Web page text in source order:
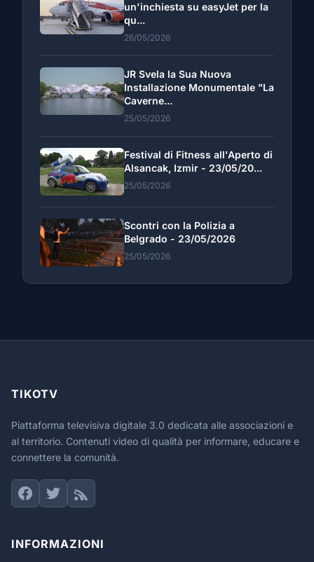
un'inchiesta su easyJet per la
qu...
26/05/2026
JR Svela la Sua Nuova
Installazione Monumentale "La
Caverne...
25/05/2026
Festival di Fitness all'Aperto di
Alsancak, Izmir - 23/05/20...
25/05/2026
Scontri con la Polizia a
Belgrado - 23/05/2026
25/05/2026
TIKOTV
Piattaforma televisiva digitale 3.0 dedicata alle associazioni e
al territorio. Contenuti video di qualità per informare, educare e
connettere la comunità.
INFORMAZIONI